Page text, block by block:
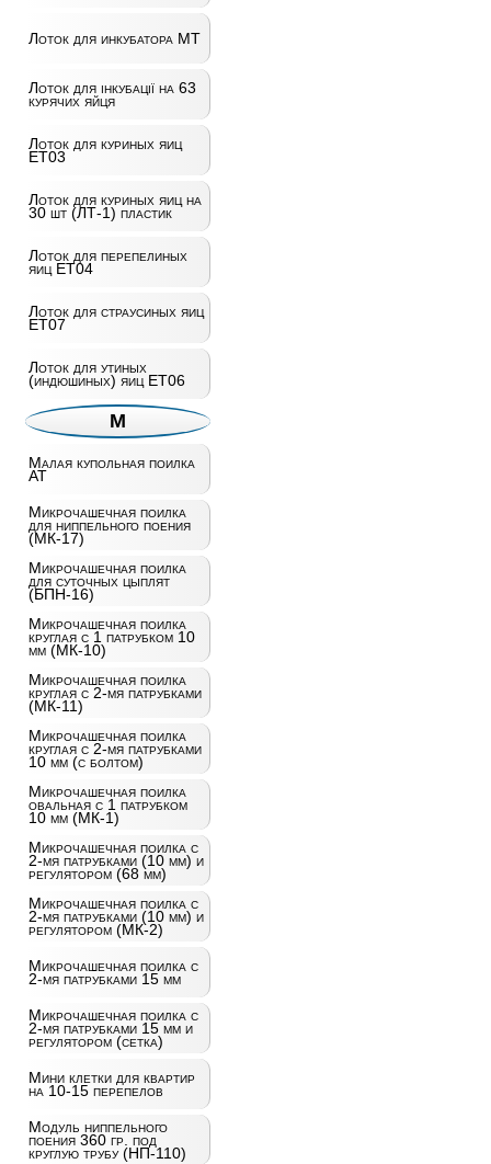
Лоток для инкубатора MT
Лоток для інкубації на 63
курячих яйця
Лоток для куриных яиц
ET03
Лоток для куриных яиц на
30 шт (ЛТ-1) пластик
Лоток для перепелиных
яиц ET04
Лоток для страусиных яиц
ET07
Лоток для утиных
(индюшиных) яиц ET06
М
Малая купольная поилка
AT
Микрочашечная поилка
для ниппельного поения
(МК-17)
Микрочашечная поилка
для суточных цыплят
(БПН-16)
Микрочашечная поилка
круглая с 1 патрубком 10
мм (МК-10)
Микрочашечная поилка
круглая с 2-мя патрубками
(МК-11)
Микрочашечная поилка
круглая с 2-мя патрубками
10 мм (с болтом)
Микрочашечная поилка
овальная с 1 патрубком
10 мм (МК-1)
Микрочашечная поилка с
2-мя патрубками (10 мм) и
регулятором (68 мм)
Микрочашечная поилка с
2-мя патрубками (10 мм) и
регулятором (МК-2)
Микрочашечная поилка с
2-мя патрубками 15 мм
Микрочашечная поилка с
2-мя патрубками 15 мм и
регулятором (сетка)
Мини клетки для квартир
на 10-15 перепелов
Модуль ниппельного
поения 360 гр. под
круглую трубу (НП-110)